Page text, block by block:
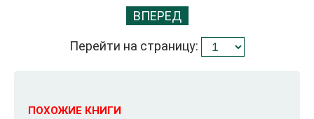
ВПЕРЕД
Перейти на страницу:
ПОХОЖИЕ КНИГИ